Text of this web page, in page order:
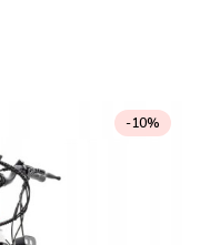
-10%